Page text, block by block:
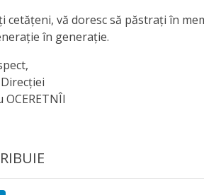
cetățeni, vă doresc să păstrați în
în generație.
OCERETNÎI